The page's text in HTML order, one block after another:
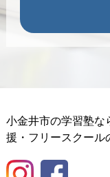
小金井市の学習塾な
援・フリースクール